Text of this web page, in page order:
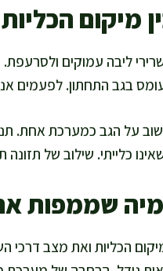
מיקום
ליבה עמוקים
בגב התחתון. לפעמים
על הגב כמערכת אחת.
כלייתי. שילוב של
שממפות